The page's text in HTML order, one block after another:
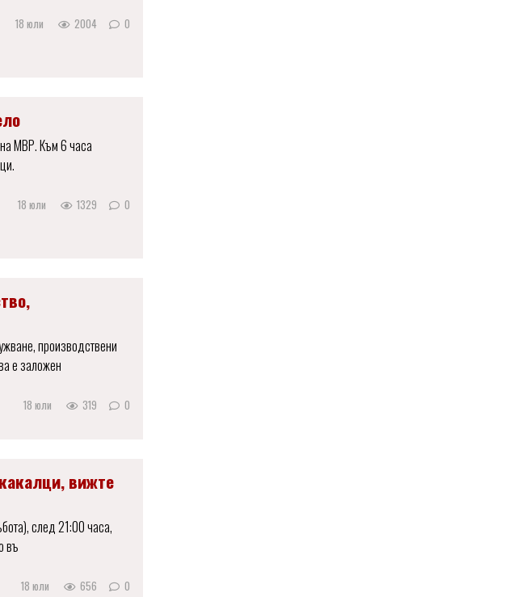
18 юли 2004 0
МВР. Към 6 часа
18 юли 1329 0
производствени
е заложен
18 юли 319 0
вижте
след 21:00 часа,
въ
18 юли 656 0